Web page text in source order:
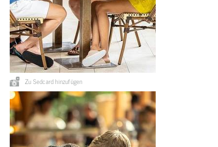
Zu Sedcard hinzufügen